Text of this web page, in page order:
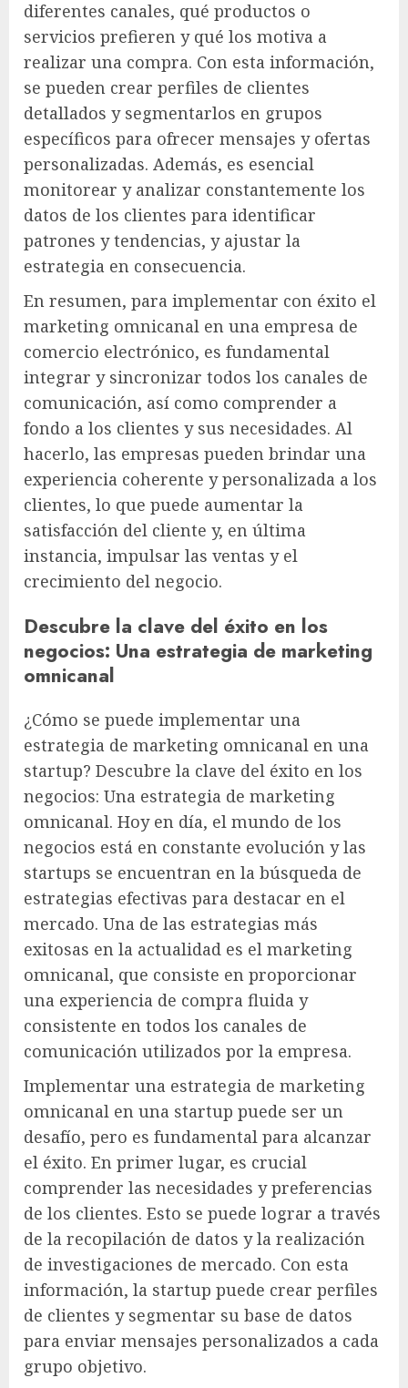
diferentes canales, qué productos o
servicios prefieren y qué los motiva a
realizar una compra. Con esta información,
se pueden crear perfiles de clientes
detallados y segmentarlos en grupos
específicos para ofrecer mensajes y ofertas
personalizadas. Además, es esencial
monitorear y analizar constantemente los
datos de los clientes para identificar
patrones y tendencias, y ajustar la
estrategia en consecuencia.
En resumen, para implementar con éxito el
marketing omnicanal en una empresa de
comercio electrónico, es fundamental
integrar y sincronizar todos los canales de
comunicación, así como comprender a
fondo a los clientes y sus necesidades. Al
hacerlo, las empresas pueden brindar una
experiencia coherente y personalizada a los
clientes, lo que puede aumentar la
satisfacción del cliente y, en última
instancia, impulsar las ventas y el
crecimiento del negocio.
Descubre la clave del éxito en los
negocios: Una estrategia de marketing
omnicanal
¿Cómo se puede implementar una
estrategia de marketing omnicanal en una
startup? Descubre la clave del éxito en los
negocios: Una estrategia de marketing
omnicanal. Hoy en día, el mundo de los
negocios está en constante evolución y las
startups se encuentran en la búsqueda de
estrategias efectivas para destacar en el
mercado. Una de las estrategias más
exitosas en la actualidad es el marketing
omnicanal, que consiste en proporcionar
una experiencia de compra fluida y
consistente en todos los canales de
comunicación utilizados por la empresa.
Implementar una estrategia de marketing
omnicanal en una startup puede ser un
desafío, pero es fundamental para alcanzar
el éxito. En primer lugar, es crucial
comprender las necesidades y preferencias
de los clientes. Esto se puede lograr a través
de la recopilación de datos y la realización
de investigaciones de mercado. Con esta
información, la startup puede crear perfiles
de clientes y segmentar su base de datos
para enviar mensajes personalizados a cada
grupo objetivo.